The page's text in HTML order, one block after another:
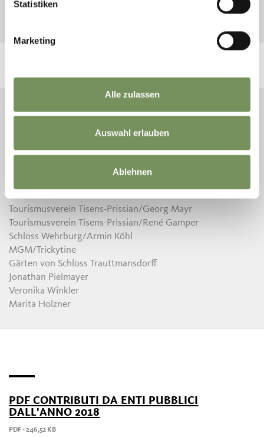
Statistiken
Marketing
Alle zulassen
Auswahl erlauben
Ablehnen
o da accordi sull’elaborazione di dati.
Diritti di immagine
Tourismusverein Tisens-Prissian/Frieder Blickle
Tourismusverein Tisens-Prissian/Georg Mayr
Tourismusverein Tisens-Prissian/René Gamper
Schloss Wehrburg/Armin Köhl
MGM/Trickytine
Gärten von Schloss Trauttmansdorff
Jonathan Pielmayer
Veronika Winkler
Marita Holzner
PDF CONTRIBUTI DA ENTI PUBBLICI
DALL'ANNO 2018
PDF - 246,52 KB